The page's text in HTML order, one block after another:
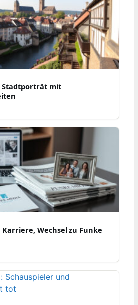
Stadtporträt mit
Wechsel zu Funke